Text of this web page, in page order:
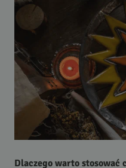
Dlaczego warto stosować